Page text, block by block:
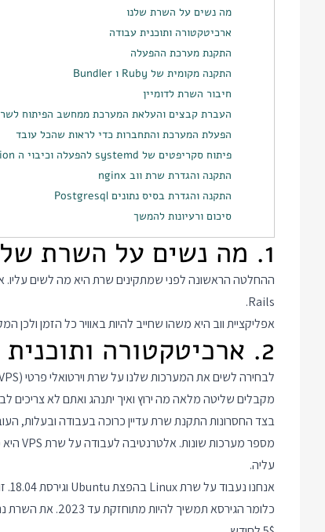
מה נשים על השרת שלנו
ארכיטקטורה ותוכנית עבודה
התקנת מערכת ההפעלה
התקנה מקומית של Ruby ו Bundler
חיבור השרת לדומיין
העברת קבצים והעלאת המערכת ממחשב הפיתוח
הפעלת המערכת והתחברות כדי לראות שהכל עובד
פיתוח סקריפטים של systemd להפעלה וכיבוי ה Web Application שלנו
התקנה והגדרת שרת ווב nginx
התקנה והגדרת בסיס נתונים Postgresql
סיכום ורעיונות להמשך
1. מה נשים על השרת שלנו
Rails.
אפליקציית ווב היא משהו שחייב להיות באוויר כל הזמן
2. ארכיטקטורה ותוכנית עבודה
מקבלים שליטה מלאה מה ירוץ ואיך יתנהג ואתם לא צריכים
בצד החסרונות התקנת שרת עדיין כרוכה בעבודה ובעלות,
עליה.